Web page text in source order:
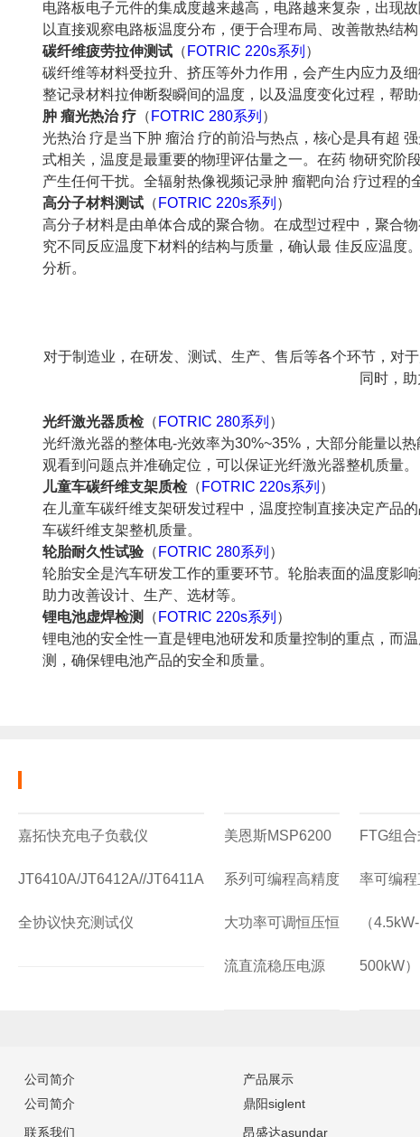
电路板电子元件的集成度越来越高，电路越来复杂，出现
以直接观察电路板温度分布，便于合理布局、改善散热结构
碳纤维疲劳拉伸测试（ FOTRIC 220s系列 ）
碳纤维等材料受拉升、挤压等外力作用，会产生内应力及
整记录材料拉伸断裂瞬间的温度，以及温度变化过程，帮助
肿 瘤光热治 疗（ FOTRIC 280系列 ）
光热治 疗是当下肿 瘤治 疗的前沿与热点，核心是具有超
式相关，温度是最重要的物理评估量之一。在药 物研究阶
产生任何干扰。全辐射热像视频记录肿 瘤靶向治 疗过程
高分子材料测试（ FOTRIC 220s系列 ）
高分子材料是由单体合成的聚合物。在成型过程中，聚合
究不同反应温度下材料的结构与质量，确认最 佳反应温度
分析。
对于制造业，在研发、测试、生产、售后等各个环节，对
同时，
光纤激光器质检（ FOTRIC 280系列 ）
光纤激光器的整体电-光效率为30%~35%，大部分能量以
观看到问题点并准确定位，可以保证光纤激光器整机质量。
儿童车碳纤维支架质检（ FOTRIC 220s系列 ）
在儿童车碳纤维支架研发过程中，温度控制直接决定产品
车碳纤维支架整机质量。
轮胎耐久性试验（ FOTRIC 280系列 ）
轮胎安全是汽车研发工作的重要环节。轮胎表面的温度影
助力改善设计、生产、选材等。
锂电池虚焊检测
（ FOTRIC 220s系列 ）
锂电池的安全性一直是锂电池研发和质量控制的重点，而
测，确保锂电池产品的安全和质量。
嘉拓快充电子负载仪
JT6410A/JT6412A//JT6411A
全协议快充测试仪
美恩斯MSP6200
系列可编程高精度
大功率可调恒压恒
流直流稳压电源
FTG组
率可编
（4.5kW-
500kW）
公司简介
公司简介
联系我们
产品展示
鼎阳siglent
昂盛达asundar